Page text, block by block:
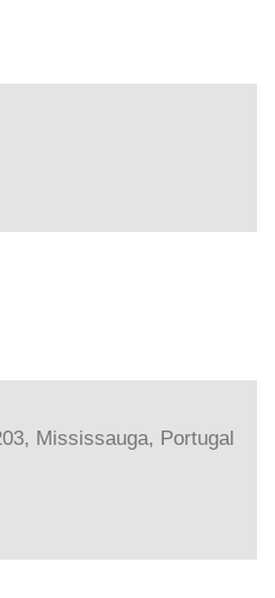
Mississauga, Portugal